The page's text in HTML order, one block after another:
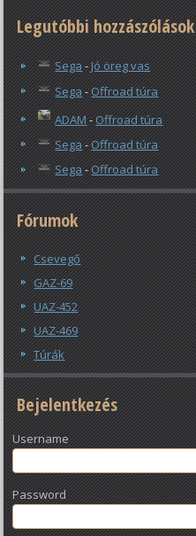
Legutóbbi hozzászólások
Sega -Jó öreg vas
Sega -Offroad túra
ADAM - Offroad túra
Sega -Offroad túra
Sega -Offroad túra
Fórumok
Csevegő
GAZ-69
UAZ-452
UAZ-469
Túrák
Bejelentkezés
Username
Password